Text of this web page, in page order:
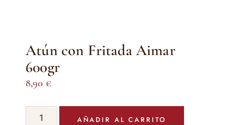
Atún con Fritada Aimar
600gr
8,90 €
Atún
AÑADIR AL CARRITO